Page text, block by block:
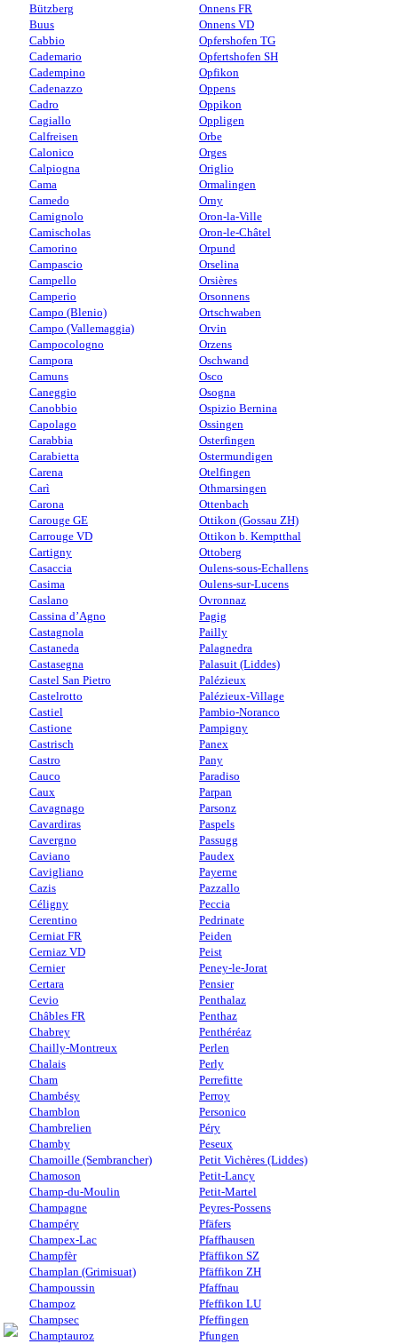
Bützberg
Buus
Cabbio
Cademario
Cadempino
Cadenazzo
Cadro
Cagiallo
Calfreisen
Calonico
Calpiogna
Cama
Camedo
Camignolo
Camischolas
Camorino
Campascio
Campello
Camperio
Campo (Blenio)
Campo (Vallemaggia)
Campocologno
Campora
Camuns
Caneggio
Canobbio
Capolago
Carabbia
Carabietta
Carena
Carì
Carona
Carouge GE
Carrouge VD
Cartigny
Casaccia
Casima
Caslano
Cassina d’Agno
Castagnola
Castaneda
Castasegna
Castel San Pietro
Castelrotto
Castiel
Castione
Castrisch
Castro
Cauco
Caux
Cavagnago
Cavardiras
Cavergno
Caviano
Cavigliano
Cazis
Céligny
Cerentino
Cerniat FR
Cerniaz VD
Cernier
Certara
Cevio
Châbles FR
Chabrey
Chailly-Montreux
Chalais
Cham
Chambésy
Chamblon
Chambrelien
Chamby
Chamoille (Sembrancher)
Chamoson
Champ-du-Moulin
Champagne
Champéry
Champex-Lac
Champfèr
Champlan (Grimisuat)
Champoussin
Champoz
Champsec
Champtauroz
Onnens FR
Onnens VD
Opfershofen TG
Opfertshofen SH
Opfikon
Oppens
Oppikon
Oppligen
Orbe
Orges
Origlio
Ormalingen
Orny
Oron-la-Ville
Oron-le-Châtel
Orpund
Orselina
Orsières
Orsonnens
Ortschwaben
Orvin
Orzens
Oschwand
Osco
Osogna
Ospizio Bernina
Ossingen
Osterfingen
Ostermundigen
Otelfingen
Othmarsingen
Ottenbach
Ottikon (Gossau ZH)
Ottikon b. Kemptthal
Ottoberg
Oulens-sous-Echallens
Oulens-sur-Lucens
Ovronnaz
Pagig
Pailly
Palagnedra
Palasuit (Liddes)
Palézieux
Palézieux-Village
Pambio-Noranco
Pampigny
Panex
Pany
Paradiso
Parpan
Parsonz
Paspels
Passugg
Paudex
Payerne
Pazzallo
Peccia
Pedrinate
Peiden
Peist
Peney-le-Jorat
Pensier
Penthalaz
Penthaz
Penthéréaz
Perlen
Perly
Perrefitte
Perroy
Personico
Péry
Peseux
Petit Vichères (Liddes)
Petit-Lancy
Petit-Martel
Peyres-Possens
Pfäfers
Pfaffhausen
Pfäffikon SZ
Pfäffikon ZH
Pfaffnau
Pfeffikon LU
Pfeffingen
Pfungen